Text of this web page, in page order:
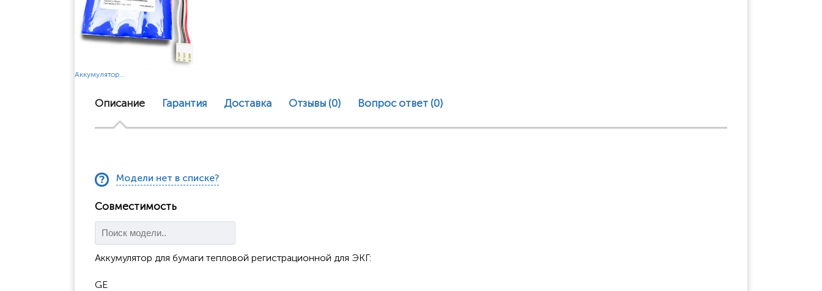
Аккумулятор...
Описание Гарантия Доставка Отзывы (0) Вопрос ответ (0)
Модели нет в списке?
Совместимость
Аккумулятор для бумаги тепловой регистрационной для ЭКГ:
GE